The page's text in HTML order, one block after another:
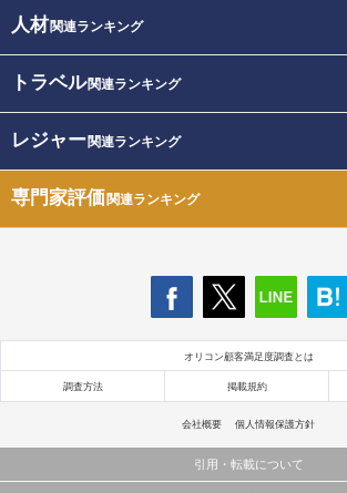
人材関連ランキング
トラベル関連ランキング
レジャー関連ランキング
専門家評価関連ランキング
オリコン顧客満足度調査とは
調査方法 掲載規約
会社概要 個人情報保護方針
引用・転載について